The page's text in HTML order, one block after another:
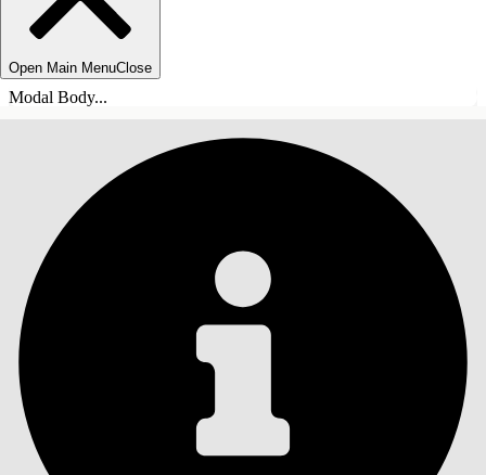
Open Main MenuClose
Modal Body...
목차